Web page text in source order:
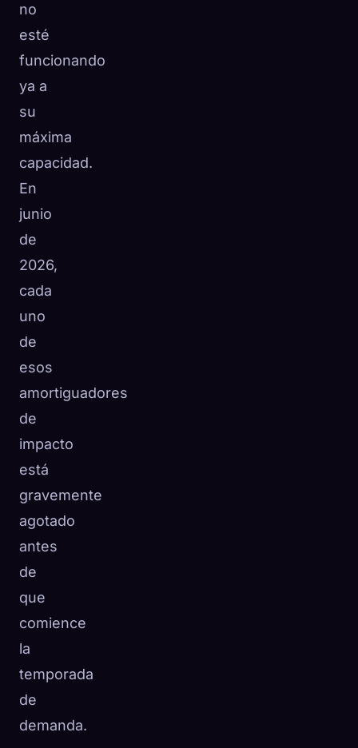
no
esté
funcionando
ya a
su
máxima
capacidad.
En
junio
de
2026,
cada
uno
de
esos
amortiguadores
de
impacto
está
gravemente
agotado
antes
de
que
comience
la
temporada
de
demanda.